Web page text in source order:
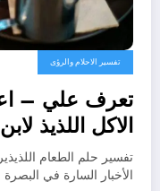
تفسير الاحلام والرؤى
تعرف علي –
الاكل اللذيذ
تفسير حلم الطعام
الأخبار السارة في البصرة